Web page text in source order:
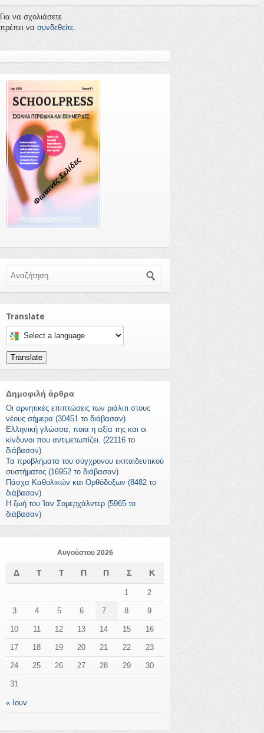
Για να σχολιάσετε
πρέπει να συνδεθείτε
Φωτεινές Σελίδες
Translate
Select a language to translate this page
Translate
Δημοφιλή άρθρα
Οι αρνητικές επιπτώσεις των ριάλιτι στους
νέους σήμερα (30451 το διάβασαν)
Ελληνική γλώσσα, ποια η αξία της και οι
κίνδυνοι που αντιμετωπίζει. (22116 το
διάβασαν)
Τα προβλήματα του σύγχρονου εκπαιδευτικού
συστήματος (16952 το διάβασαν)
Πάσχα Καθολικών και Ορθόδοξων (8482 το
διάβασαν)
Η ζωή του Ίαν Σομερχάλντερ (5965 το
διάβασαν)
Αυγούστου 2026
Δ Τ Τ Π Π Σ Κ
« Ιουν
1 2
3 4 5 6 7 8 9
10 11 12 13 14 15 16
17 18 19 20 21 22 23
24 25 26 27 28 29 30
31